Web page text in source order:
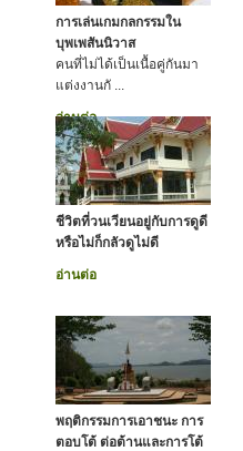
การเล่นเกมกลกรรมใน
บุพเพสันนิวาส
คนที่ไม่ได้เป็นเนื้อคู่กันมา
แต่งงานกั ...
อ่านต่อ
ชีวิตที่วนเวียนอยู่กับการดูดี
หรือไม่ก็กลัวดูไม่ดี
อ่านต่อ
พฤติกรรมการเอาชนะ การ
ตอบโต้ ต่อต้านและการโต้